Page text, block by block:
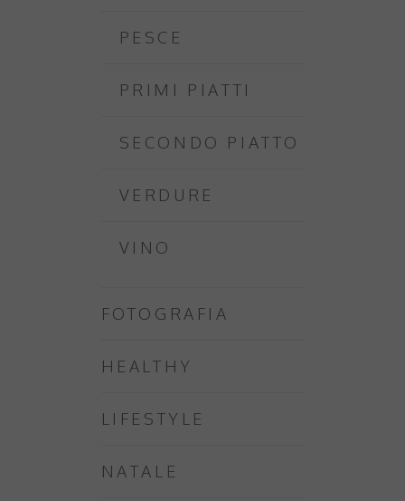
PESCE
PRIMI PIATTI
SECONDO PIATTO
VERDURE
VINO
FOTOGRAFIA
HEALTHY
LIFESTYLE
NATALE